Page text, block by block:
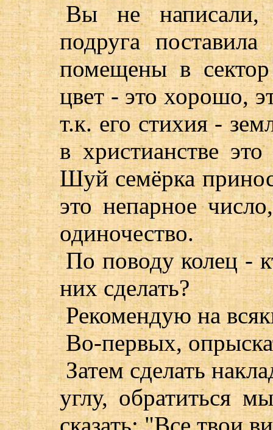
Вы не написали,
подруга
помещены в
цвет - это хорошо,
т.к. его стихия -
в христианстве
Шуй семёрка
это непарное
одиночество.
По поводу колец -
них сделать?
Рекомендую на
Во-первых,
Затем сделать
углу, обратиться